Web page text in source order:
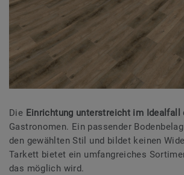
Die Einrichtung unterstreicht im Idealfall
Gastronomen. Ein passender
den gewählten Stil und bildet keinen
Tarkett bietet ein umfangreiches
das möglich wird.